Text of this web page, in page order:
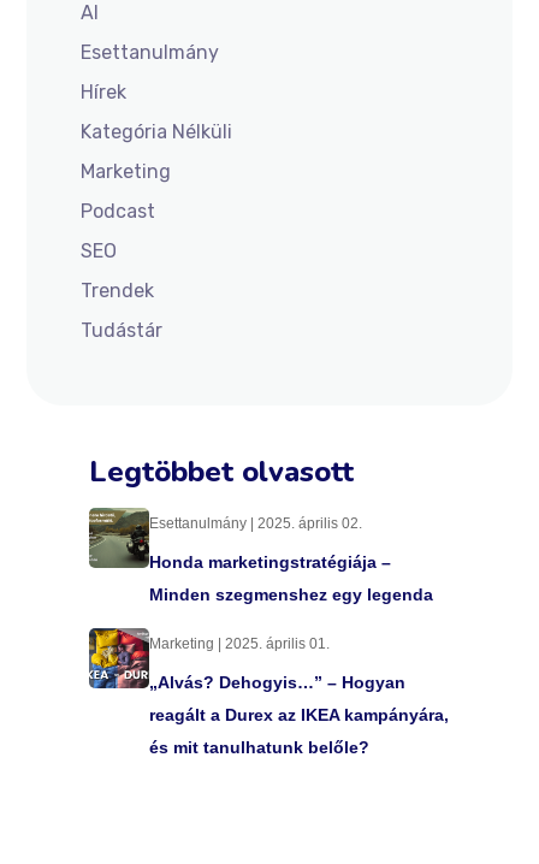
AI
Esettanulmány
Hírek
Kategória Nélküli
Marketing
Podcast
SEO
Trendek
Tudástár
Legtöbbet olvasott
Esettanulmány | 2025. április 02.
Honda marketingstratégiája –
Minden szegmenshez egy legenda
Marketing | 2025. április 01.
„Alvás? Dehogyis…” – Hogyan
reagált a Durex az IKEA kampányára,
és mit tanulhatunk belőle?